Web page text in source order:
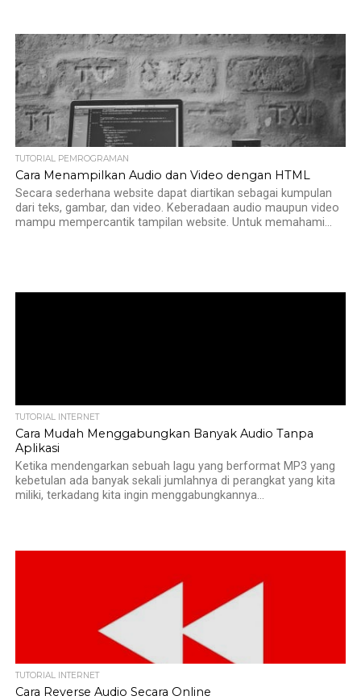
TUTORIAL PEMROGRAMAN
Cara Menampilkan Audio dan Video dengan HTML
Secara sederhana website dapat diartikan sebagai kumpulan
dari teks, gambar, dan video. Keberadaan audio maupun video
mampu mempercantik tampilan website. Untuk memahami...
TUTORIAL INTERNET
Cara Mudah Menggabungkan Banyak Audio Tanpa
Aplikasi
Ketika mendengarkan sebuah lagu yang berformat MP3 yang
kebetulan ada banyak sekali jumlahnya di perangkat yang kita
miliki, terkadang kita ingin menggabungkannya...
TUTORIAL INTERNET
Cara Reverse Audio Secara Online